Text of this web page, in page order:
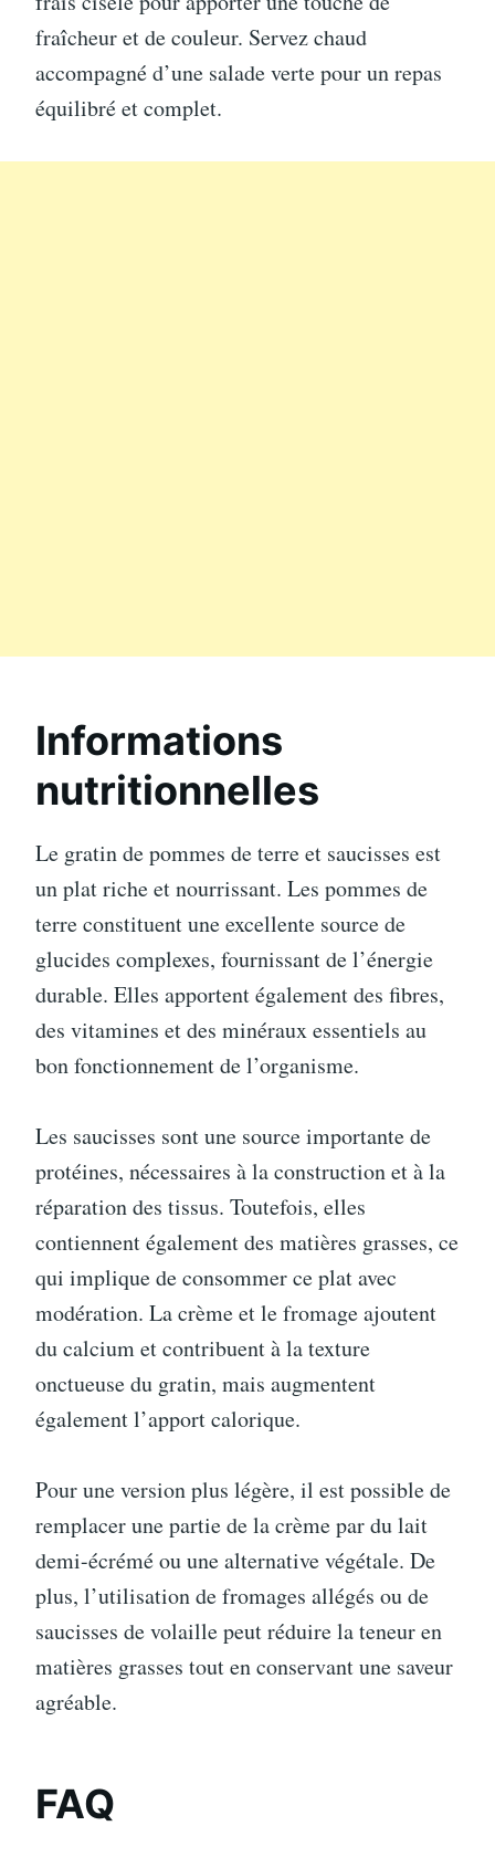
fraîcheur et de couleur. Servez chaud
accompagné d’une salade verte pour un repas
équilibré et complet.
Informations
nutritionnelles
Le gratin de pommes de terre et saucisses est
un plat riche et nourrissant. Les pommes de
terre constituent une excellente source de
glucides complexes, fournissant de l’énergie
durable. Elles apportent également des fibres,
des vitamines et des minéraux essentiels au
bon fonctionnement de l’organisme.
Les saucisses sont une source importante de
protéines, nécessaires à la construction et à la
réparation des tissus. Toutefois, elles
contiennent également des matières grasses, ce
qui implique de consommer ce plat avec
modération. La crème et le fromage ajoutent
du calcium et contribuent à la texture
onctueuse du gratin, mais augmentent
également l’apport calorique.
Pour une version plus légère, il est possible de
remplacer une partie de la crème par du lait
demi-écrémé ou une alternative végétale. De
plus, l’utilisation de fromages allégés ou de
saucisses de volaille peut réduire la teneur en
matières grasses tout en conservant une saveur
agréable.
FAQ